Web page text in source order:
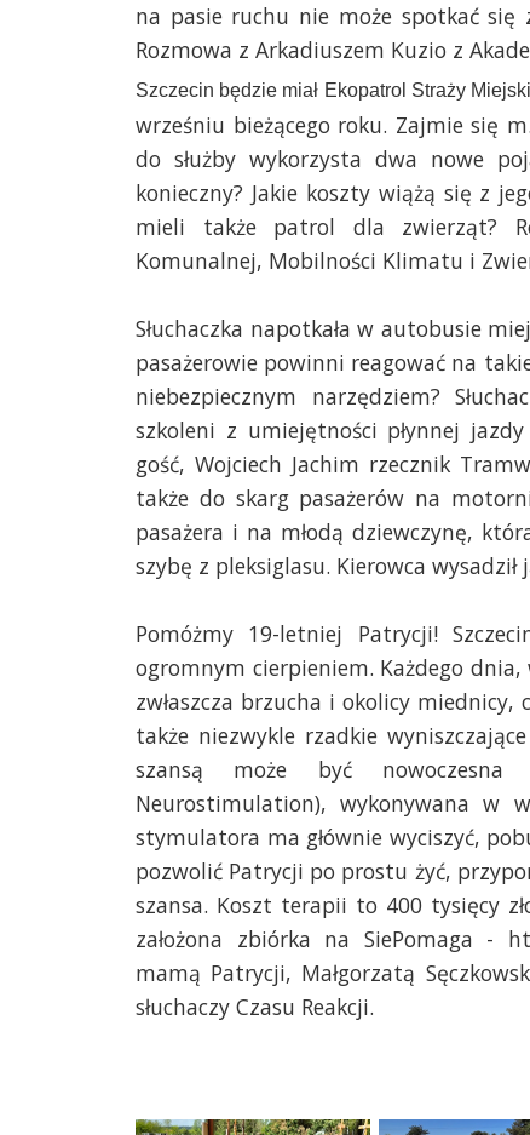
na pasie ruchu nie może spotkać się
Rozmowa z Arkadiuszem Kuzio z
Szczecin będzie miał Ekopatrol Straży
wrześniu bieżącego roku. Zajmie się
do służby wykorzysta dwa nowe
konieczny? Jakie koszty wiążą się z
mieli także patrol dla zwierząt?
Komunalnej, Mobilności Klimatu i
Słuchaczka napotkała w autobusie
pasażerowie powinni reagować na
niebezpiecznym narzędziem?
szkoleni z umiejętności płynnej
gość, Wojciech Jachim rzecznik
także do skarg pasażerów na
pasażera i na młodą dziewczynę,
szybę z pleksiglasu. Kierowca
Pomóżmy 19-letniej Patrycji!
ogromnym cierpieniem. Każdego
zwłaszcza brzucha i okolicy
także niezwykle rzadkie
szansą może być nowoczesna
Neurostimulation), wykonywana w
stymulatora ma głównie wyciszyć,
pozwolić Patrycji po prostu żyć,
szansa. Koszt terapii to 400 tysięcy
założona zbiórka na SiePomaga -
mamą Patrycji, Małgorzatą
słuchaczy Czasu Reakcji.